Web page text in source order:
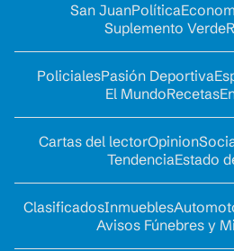
San JuanPolítica
Suplemento Verde
PolicialesPasión Deportiva
El MundoRecetas
Cartas del lectorOpinion
TendenciaEstado
ClasificadosInmuebles
Avisos Fúnebres y